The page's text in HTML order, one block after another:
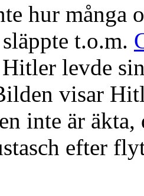
hur många
t.o.m.
levde
visar
inte är
efter